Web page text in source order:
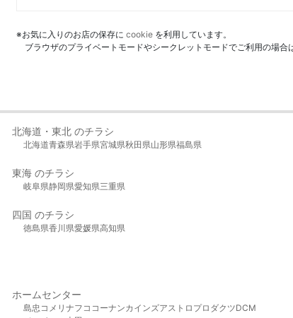
※お気に入りのお店の保存に cookie を利用しています。
ブラウザのプライベートモードやシークレットモードでご利用の場
北海道・東北 のチラシ
北海道青森県岩手県宮城県秋田県山形県福島県
東海 のチラシ
岐阜県静岡県愛知県三重県
四国 のチラシ
徳島県香川県愛媛県高知県
ホームセンター
島忠 コメリ ナフコ コーナンカインズアストロプロダクツDCM